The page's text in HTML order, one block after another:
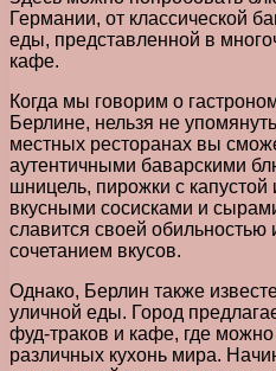
Германии, от классической
еды, представленной в
кафе.
Когда мы говорим о
Берлине, нельзя не
местных ресторанах вы
аутентичными баварскими
шницель, пирожки с капустой
вкусными сосисками и
славится своей
сочетанием вкусов.
Однако, Берлин также
уличной еды. Город
фуд-траков и кафе, где
различных кухонь мира.